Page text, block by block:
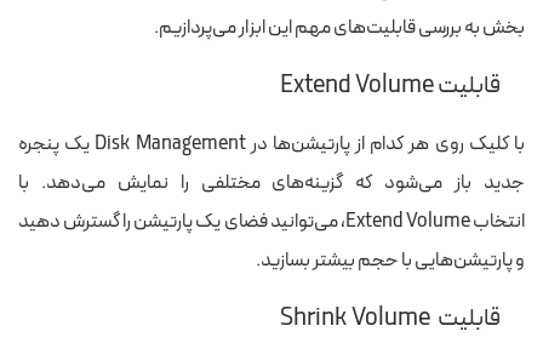
بخش به بررسی قابلیت‌های مهم این ابزار می‌پردازیم.
قابلیت Extend Volume
با کلیک روی هر کدام از پارتیشن‌ها در Disk Management یک پنجره
جدید باز می‌شود که گزینه‌های مختلفی را نمایش می‌دهد. با
انتخاب Extend Volume،
می‌توانیدفضای یک پارتیشن را گسترشدهید
و پارتیشن‌هایی با حجم بیشتربسازید.
قابلیت Shrink Volume